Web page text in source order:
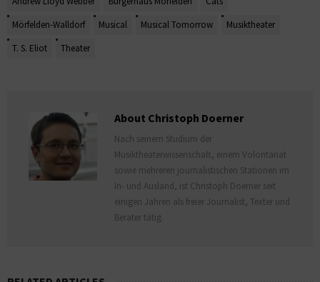
Mörfelden-Walldorf
Musical Musical Tomorrow
Musiktheater
T. S. Eliot
Theater
About Christoph Doerner
Nach seinem Studium der
Musiktheaterwissenschaft, einem Volontariat
sowie mehreren journalistischen Stationen im
In- und Ausland, ist Christoph Doerner seit
einigen Jahren als freier Journalist, Texter und
Berater tätig.